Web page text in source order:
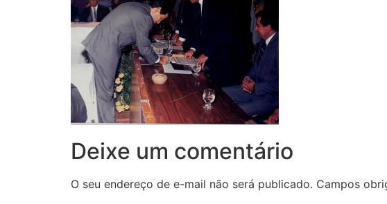
Deixe um comentário
O seu endereço de e-mail não será publicado. Campos